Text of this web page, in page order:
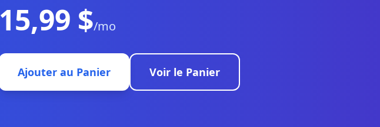
15,99 $/mo
Ajouter au Panier Voir le Panier